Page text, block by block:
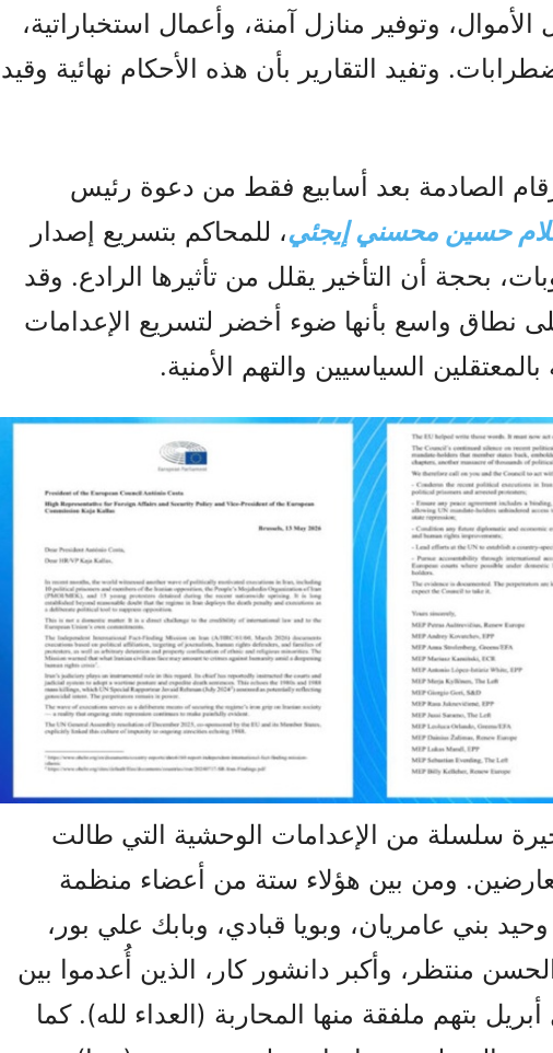
وتوفير منازل آمنة، وأعمال استخباراتية،
وتفيد التقارير بأن هذه الأحكام نهائية وقيد
الصادمة بعد أسابيع فقط من دعوة رئيس
حسين محسني إيجئي، للمحاكم بتسريع إصدار
بحجة أن التأخير يقلل من تأثيرها الرادع. وقد
نطاق واسع بأنها ضوء أخضر لتسريع الإعدامات
السياسيين والتهم الأمنية.
سلسلة من الإعدامات الوحشية التي طالت
ومن بين هؤلاء ستة من أعضاء منظمة
بني عامريان، وبويا قبادي، وبابك علي بور،
منتظر، وأكبر دانشور كار، الذين أُعدموا بين
بتهم ملفقة منها المحاربة (العداء لله). كما